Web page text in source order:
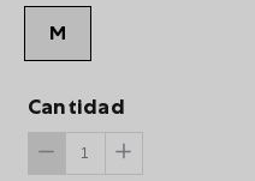
M
Cantidad